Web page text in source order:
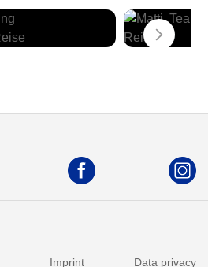
Imprint Data privacy